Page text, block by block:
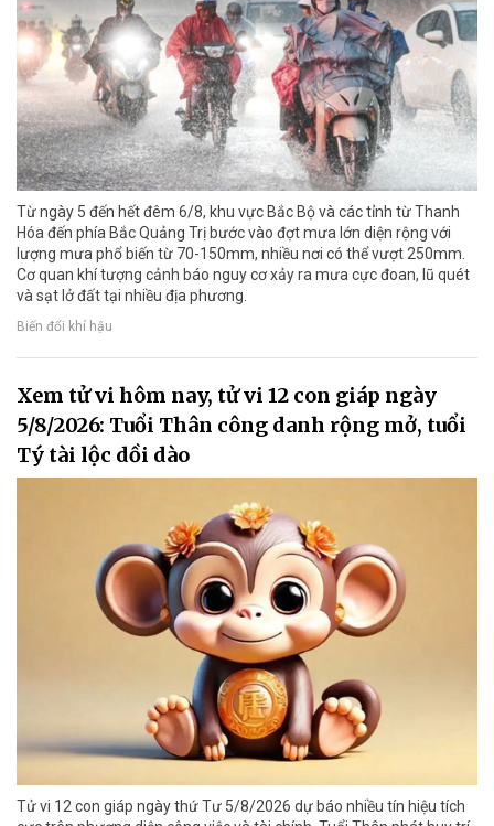
Từ ngày 5 đến hết đêm 6/8, khu vực Bắc Bộ và các tỉnh từ Thanh
Hóa đến phía Bắc Quảng Trị bước vào đợt mưa lớn diện rộng với
lượng mưa phổ biến từ 70-150mm, nhiều nơi có thể vượt 250mm.
Cơ quan khí tượng cảnh báo nguy cơ xảy ra mưa cực đoan, lũ quét
và sạt lở đất tại nhiều địa phương.
Biến đổi khí hậu
Xem tử vi hôm nay, tử vi 12 con giáp ngày
5/8/2026: Tuổi Thân công danh rộng mở, tuổi
Tý tài lộc dồi dào
Tử vi 12 con giáp ngày thứ Tư 5/8/2026 dự báo nhiều tín hiệu tích